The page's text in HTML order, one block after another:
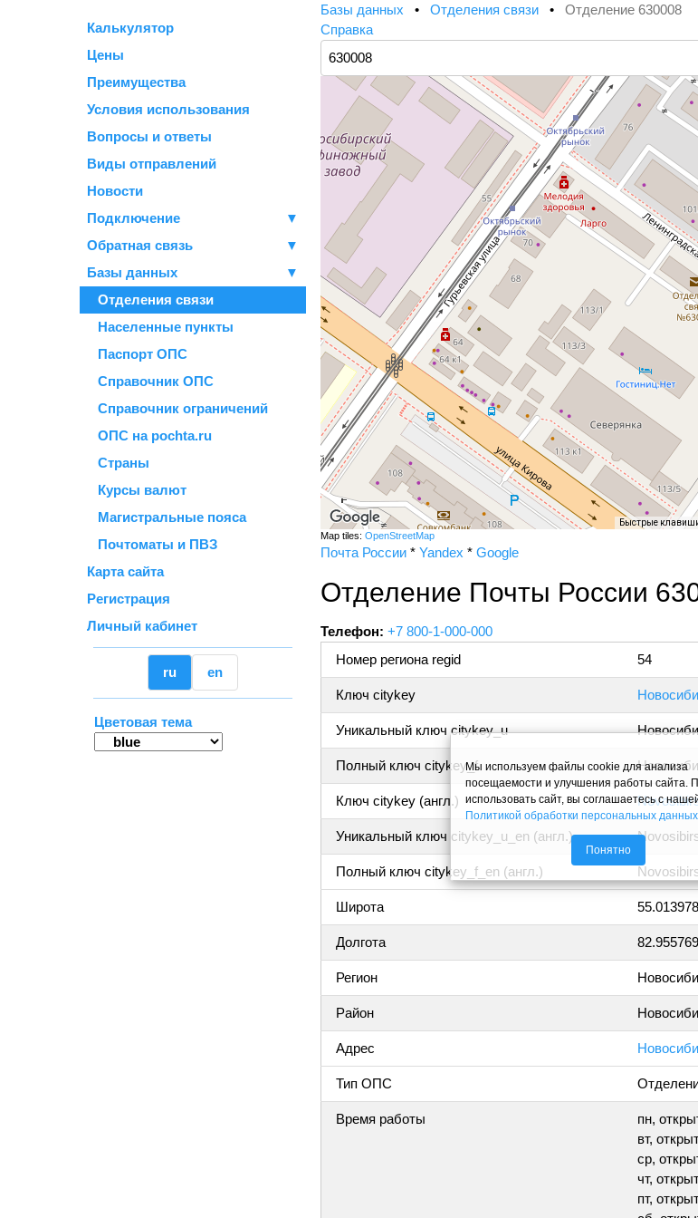
Калькулятор
Цены
Преимущества
Условия использования
Вопросы и ответы
Виды отправлений
Новости
Подключение
▼
Обратная связь
▼
Базы данных
▼
Отделения связи
Населенные пункты
Паспорт ОПС
Справочник ОПС
Справочник ограничений
ОПС на pochta.ru
Страны
Курсы валют
Магистральные пояса
Почтоматы и ПВЗ
Карта сайта
Регистрация
Личный кабинет
ru en
Цветовая тема
Базы данных • Отделения связи • Отделение 630008
Справка
Быстрые
Map tiles: OpenStreetMap
Почта России * Yandex * Google
Отделение Почты России
Телефон: +7 800-1-000-000
Номер региона regid
54
Ключ citykey
Уникальный ключ citykey_u
Полный ключ citykey_f
Ключ citykey (англ.)
Уникальный ключ citykey_u_en (англ.)
Полный ключ citykey_f_en (англ.)
Широта 55.013978
Долгота 82.955769
Регион
Район
Адрес
Тип ОПС
Время работы
пн,
вт,
ср,
чт,
пт,
Мы используем файлы cookie для анализа
посещаемости и улучшения работы сайта.
использовать сайт, вы соглашаетесь с
Политикой обработки персональных данных
Понятно